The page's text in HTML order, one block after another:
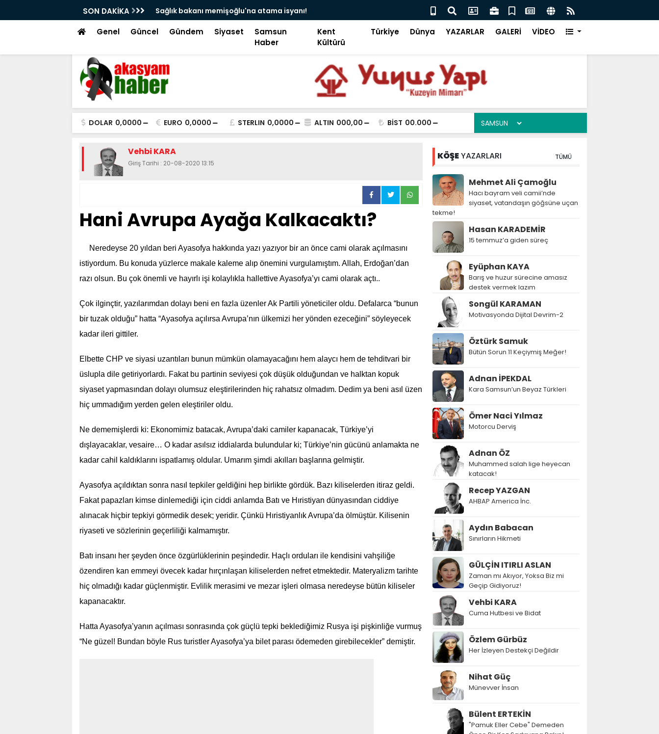
SON DAKİKA
Hacı bayram veli camii’nde siyaset, vatandaşın göğsüne uçan
tekme!
Pakistan Başbakanı İmran Han'a Ne Oldu!
Genel Güncel Gündem Siyaset
Samsun
Haber
Kent
Kültürü
Türkiye Dünya YAZARLAR GALERİ VİDEO
DOLAR 0,0000 EURO 0,0000 STERLIN 0,0000 ALTIN 000,00 BİST 00.000
Vehbi KARA
Giriş Tarihi : 20-08-2020 13:15
Hani Avrupa Ayağa Kalkacaktı?
Neredeyse 20 yıldan beri Ayasofya hakkında yazı yazıyor bir an önce cami olarak açılmasını
istiyordum. Bu konuda yüzlerce makale kaleme alıp önemini vurgulamıştım. Allah, Erdoğan’dan
razı olsun. Bu çok önemli ve hayırlı işi kolaylıkla hallettive Ayasofya’yı cami olarak açtı..
Çok ilginçtir, yazılarımdan dolayı beni en fazla üzenler Ak Partili yöneticiler oldu. Defalarca “bunun
bir tuzak olduğu” hatta “Ayasofya açılırsa Avrupa’nın ülkemizi her yönden ezeceğini” söyleyecek
kadar ileri gittiler.
Elbette CHP ve siyasi uzantıları bunun mümkün olamayacağını hem alaycı hem de tehditvari bir
üslupla dile getiriyorlardı. Fakat bu partinin seviyesi çok düşük olduğundan ve halktan kopuk
siyaset yapmasından dolayı olumsuz eleştirilerinden hiç rahatsız olmadım. Dedim ya beni asıl üzen
hiç ummadığım yerden gelen eleştiriler oldu.
Ne dememişlerdi ki: Ekonomimiz batacak, Avrupa’daki camiler kapanacak, Türkiye’yi
dışlayacaklar, vesaire… O kadar asılsız iddialarda bulundular ki; Türkiye’nin gücünü anlamakta ne
kadar cahil kaldıklarını ispatlamış oldular. Umarım şimdi akılları başlarına gelmiştir.
Ayasofya açıldıktan sonra nasıl tepkiler geldiğini hep birlikte gördük. Bazı kiliselerden itiraz geldi.
Fakat papazları kimse dinlemediği için ciddi anlamda Batı ve Hıristiyan dünyasından ciddiye
alınacak hiçbir tepkiyi görmedik desek; yeridir. Çünkü Hıristiyanlık Avrupa’da ölmüştür. Kilisenin
riyaseti ve sözlerinin geçerliliği kalmamıştır.
Batı insanı her şeyden önce özgürlüklerinin peşindedir. Haçlı orduları ile kendisini vahşiliğe
özendiren kan emmeyi övecek kadar hırçınlaşan kiliselerden nefret etmektedir. Materyalizm tarihte
hiç olmadığı kadar güçlenmiştir. Evlilik merasimi ve mezar işleri olmasa neredeyse bütün kiliseler
kapanacaktır.
Hatta Ayasofya’yanın açılması sonrasında çok güçlü tepki beklediğimiz Rusya işi pişkinliğe vurmuş
“Ne güzel! Bundan böyle Rus turistler Ayasofya’ya bilet parası ödemeden girebilecekler” demiştir.
KÖŞEYAZARLARI TÜMÜ
Mehmet Ali Çamoğlu
Hacı bayram veli camii’nde
siyaset, vatandaşın göğsüne uçan
tekme!
Hasan KARADEMİR
15 temmuz’a giden süreç
Eyüphan KAYA
Barış ve huzur sürecine amasız
destek vermek lazım
Songül KARAMAN
Motivasyonda Dijital Devrim-2
Öztürk Samuk
Bütün Sorun 11 Keçiymiş Meğer!
Adnan İPEKDAL
Kara Samsun’un Beyaz Türkleri
Ömer Naci Yılmaz
Motorcu Derviş
Adnan ÖZ
Muhammed salah lige heyecan
katacak!
Recep YAZGAN
AHBAP America İnc.
Aydın Babacan
Sınırların Hikmeti
GÜLÇİN ITIRLI ASLAN
Zaman mı Akıyor, Yoksa Biz mi
Geçip Gidiyoruz!
Vehbi KARA
Cuma Hutbesi ve Bidat
Özlem Gürbüz
Her İzleyen Destekçi Değildir
Nihat Güç
Münevver İnsan
Bülent ERTEKİN
"Pamuk Eller Cebe" Demeden